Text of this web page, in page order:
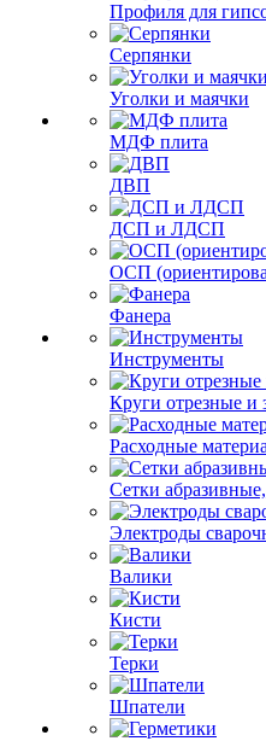
Профиля для
Серпянки
Уголки и маячки
МДФ плита
ДВП
ДСП и ЛДСП
ОСП
Фанера
Инструменты
Круги отрезные и
Расходные
Сетки
Электроды
Валики
Кисти
Терки
Шпатели